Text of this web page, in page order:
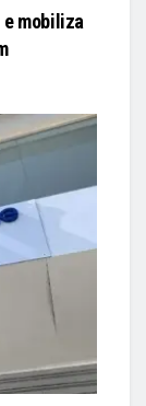
mobiliza